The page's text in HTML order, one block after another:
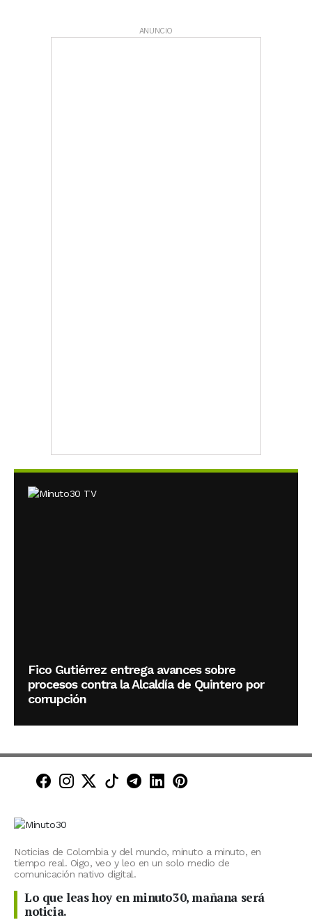
ANUNCIO
Fico Gutiérrez entrega avances sobre
procesos contra la Alcaldía de Quintero por
corrupción
Minuto30 en Facebook
Minuto30 en Instagram
Minuto30 en X (Twitter)
Minuto30 en TikTok
Canal de Minuto30 en
Minuto30 en LinkedIn
Minuto30 en
Noticias de Colombia y del mundo, minuto a minuto, en
tiempo real. Oigo, veo y leo en un solo medio de
comunicación nativo digital.
Lo que leas hoy en minuto30, mañana será
noticia.